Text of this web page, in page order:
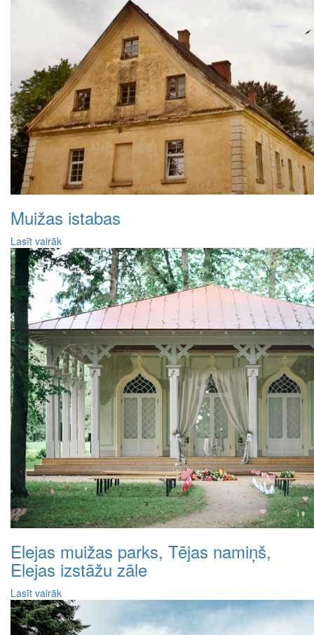
Muižas istabas
Lasīt vairāk
Elejas muižas parks, Tējas namiņš,
Elejas izstāžu zāle
Lasīt vairāk